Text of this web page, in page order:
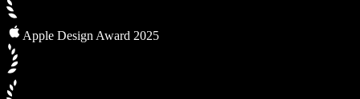
Apple Design Award 2025